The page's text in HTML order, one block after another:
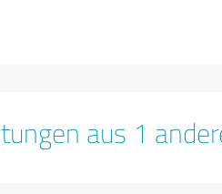
aus 1